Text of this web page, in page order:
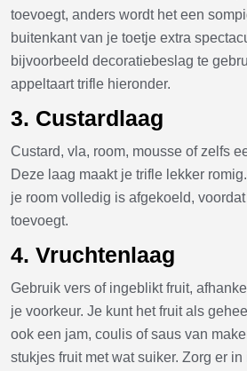
toevoegt, anders wordt het een
buitenkant van je toetje extra
bijvoorbeeld decoratiebeslag te
appeltaart trifle hieronder.
3. Custardlaag
Custard, vla, room, mousse of zelfs
Deze laag maakt je trifle lekker
je room volledig is afgekoeld,
toevoegt.
4. Vruchtenlaag
Gebruik vers of ingeblikt fruit,
je voorkeur. Je kunt het fruit als
ook een jam, coulis of saus van
stukjes fruit met wat suiker. Zorg er